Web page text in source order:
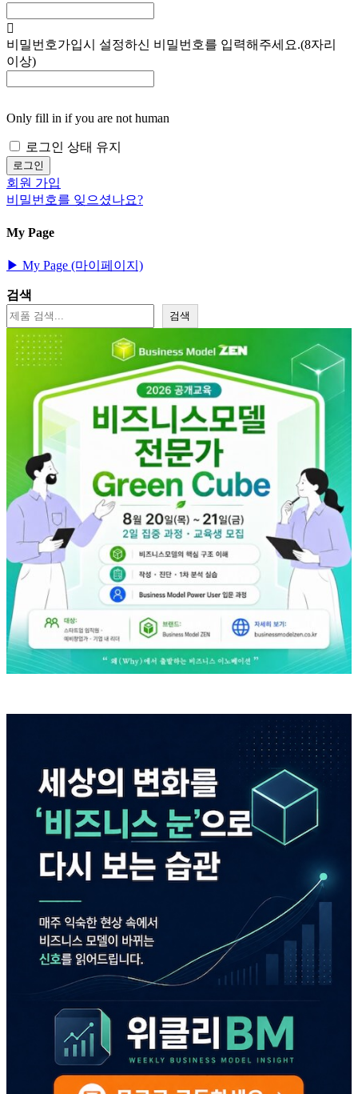
비밀번호가입시 설정하신 비밀번호를 입력해주세요.(8자리
이상)
Only fill in if you are not human
로그인 상태 유지
회원 가입
비밀번호를 잊으셨나요?
My Page
▶︎ My Page (마이페이지)
검색
검색